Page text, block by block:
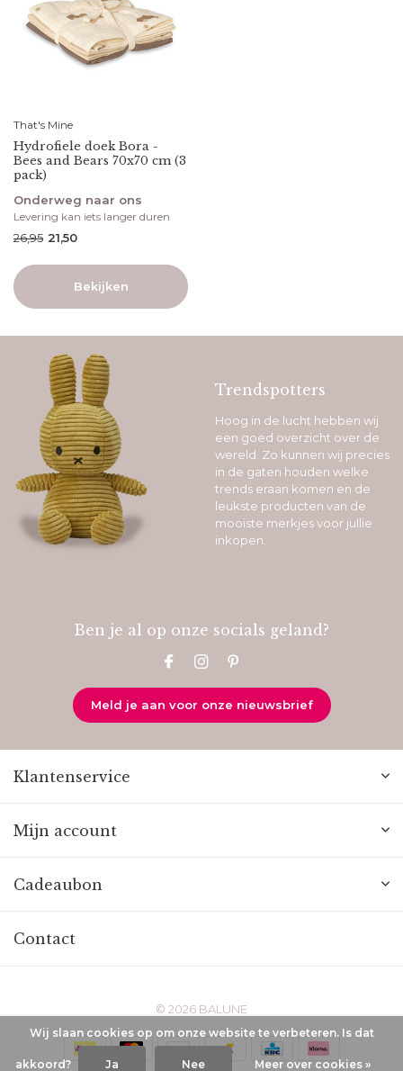
That's Mine
Hydrofiele doek Bora -
Bees and Bears 70x70 cm (3
pack)
Onderweg naar ons
Levering kan iets langer duren
26,95 21,50
Bekijken
Trendspotters
Hoog in de lucht hebben wij
een goed overzicht over de
wereld. Zo kunnen wij precies
in de gaten houden welke
trends eraan komen en de
leukste producten van de
mooiste merkjes voor jullie
inkopen.
Ben je al op onze socials geland?
Meld je aan voor onze nieuwsbrief
Klantenservice
Mijn account
Cadeaubon
Contact
© 2026 BALUNE
Wij slaan cookies op om onze website te verbeteren. Is dat
akkoord? Ja Nee Meer over cookies »